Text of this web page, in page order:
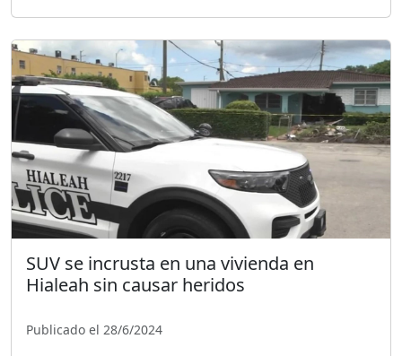
SUV se incrusta en una vivienda en
Hialeah sin causar heridos
Publicado el 28/6/2024